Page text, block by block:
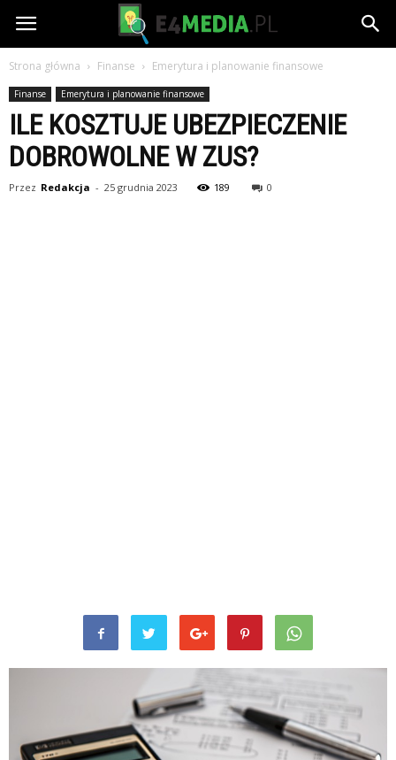
e4media.pl
Strona główna Finanse Emerytura i planowanie finansowe
Finanse Emerytura i planowanie finansowe
ILE KOSZTUJE UBEZPIECZENIE
DOBROWOLNE W ZUS?
Przez Redakcja - 25 grudnia 2023 189 0